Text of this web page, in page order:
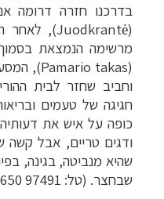
בדרכנו חזרה דרומה
(
Juodkrantė), לאחר
מרשימה הנמצאת
(
Pamario takas
),
וחביב שחזר לבית
חגיגה של טעמים
כופה על איש את
ודגים טריים, אבל קשה
שהיא מנביטה, בגינה,
שבחצר. (טל: 97491